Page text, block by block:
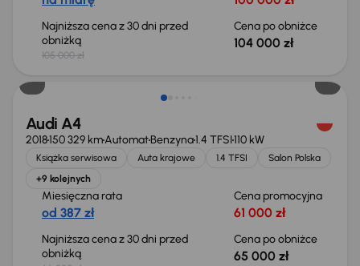
Najniższa cena z 30 dni przed
obniżką
105 000 zł
Cena po obniżce
104 000 zł
Taniej o 1 000 zł
Audi A4
2018150 329 kmAutomatBenzyna1.4 TFSI110 kW
Książka serwisowa Auta krajowe 1.4 TFSI
Salon Polska
+9 kolejnych
Miesięczna rata
od 387 zł
Cena promocyjna
61 000 zł
Najniższa cena z 30 dni przed
obniżką
Cena po obniżce
65 000 zł